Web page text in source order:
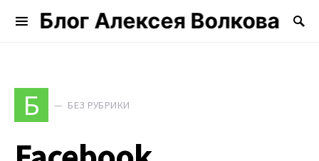
Блог Алексея Волкова
Search for:
Б БЕЗ РУБРИКИ